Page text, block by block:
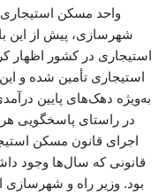
واحد مسکن استیجاری
شهرسازی، پیش از این
استیجاری تأمین شده و
به‌ویژه دهک‌های پایین
در راستای پاسخگویی
اجرای قانون مسکن
قانونی که سال‌ها وجود
بود. وزیر راه و شهرسازی